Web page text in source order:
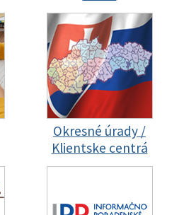
Okresné úrady /
Klientske centrá